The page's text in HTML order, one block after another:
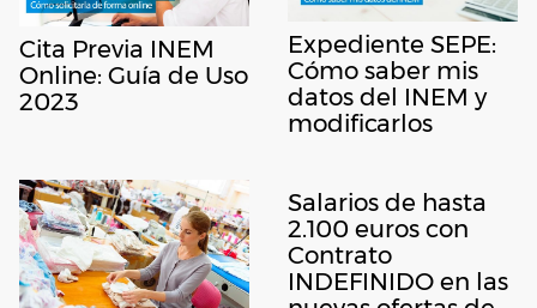
Cita Previa INEM
Online: Guía de Uso
2023
Expediente SEPE:
Cómo saber mis
datos del INEM y
modificarlos
Salarios de hasta
2.100 euros con
Contrato
INDEFINIDO en las